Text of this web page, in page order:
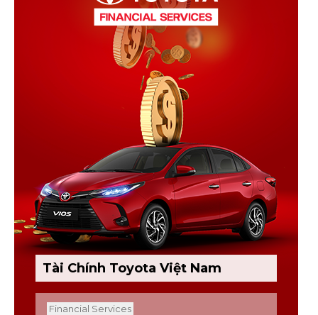
Tài Chính Toyota Việt Nam
Financial Services